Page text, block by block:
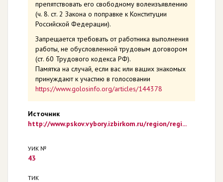
препятствовать его свободному волеизъявлению
(ч. 8. ст. 2 Закона о поправке к Конституции
Российской Федерации).
Запрещается требовать от работника выполнения
работы, не обусловленной трудовым договором
(ст. 60 Трудового кодекса РФ).
Памятка на случай, если вас или ваших знакомых
принуждают к участию в голосовании
https://www.golosinfo.org/articles/144378
Источник
http://www.pskov.vybory.izbirkom.ru/region/regi...
УИК №
43
ТИК